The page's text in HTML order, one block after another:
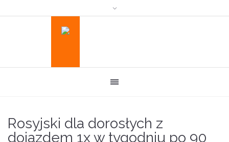
Rosyjski dla dorosłych z
dojazdem 1x w tygodniu po 90